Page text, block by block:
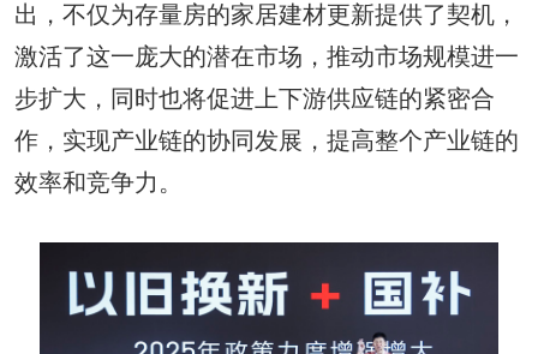
出，不仅为存量房的家居建材更新提供了契机，
激活了这一庞大的潜在市场，推动市场规模进一
步扩大，同时也将促进上下游供应链的紧密合
作，实现产业链的协同发展，提高整个产业链的
效率和竞争力。